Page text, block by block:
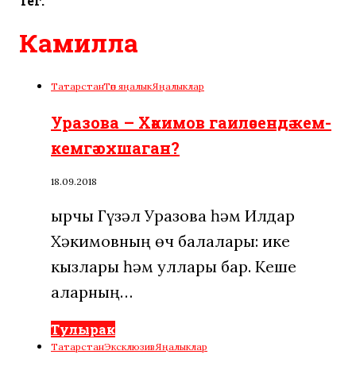
Камилла
ТатарстанТөп яңалыкЯңалыклар
Уразова – Хәкимов гаиләсендә кем-
кемгә охшаган?
18.09.2018
Җырчы Гүзәл Уразова һәм Илдар
Хәкимовның өч балалары: ике
кызлары һәм уллары бар. Кеше
аларның…
Тулырак
ТатарстанЭксклюзивЯңалыклар